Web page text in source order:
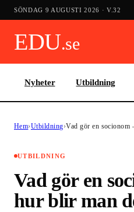
SÖNDAG 9 AUGUSTI 2026 · V.32
EDU.se
Nyheter Utbildning
Hem›Utbildning›Vad gör en socionom
UTBILDNING
Vad gör en
hur blir man